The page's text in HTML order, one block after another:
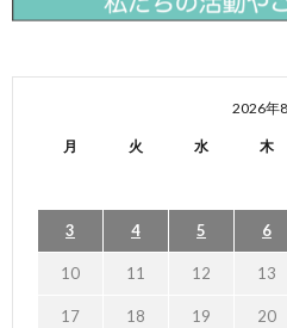
2026年
月 火 水 木
3 4 5 6
10 11 12 13
17 18 19 20